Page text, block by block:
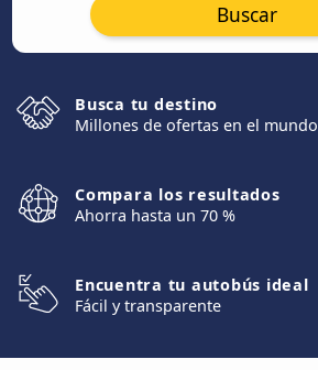
Buscar
Busca tu destino
Millones de ofertas en el mundo
Compara los resultados
Ahorra hasta un 70 %
Encuentra tu autobús ideal
Fácil y transparente